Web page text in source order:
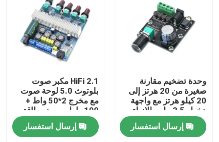
معلومات عنا
جولة في المصنع
اتصل بنا
أخبار
وحدة تضخيم مقارنة
صغيرة من 20 هرتز إلى
20 كيلو هرتز مع واجهة
دخول 3.5 ملم والإنهاء
الفضي
إرسال استفسار
2.1 HiFi مكبر صوت
بلوتوث 5.0 لوحة صوت
مع مخرج 2*50 واط +
100 واط ومصدر طاقة
DC12 ~ 24 فولت
إرسال استفسار